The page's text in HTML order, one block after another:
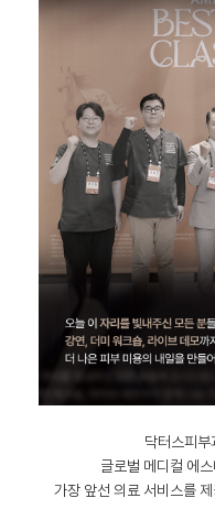
닥터스피부
글로벌 메디컬 에
가장 앞선 의료 서비스를